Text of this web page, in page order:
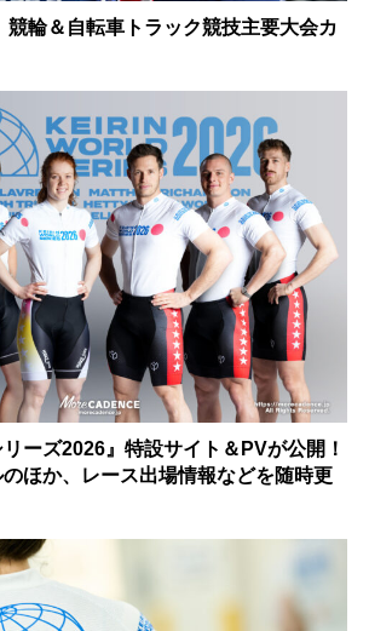
競輪＆自転車トラック競技主要大会カ
リーズ2026』特設サイト＆PVが公開！
ほか、レース出場情報などを随時更